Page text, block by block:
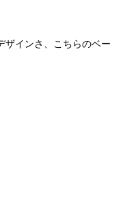
ザインさ、こちらのベー